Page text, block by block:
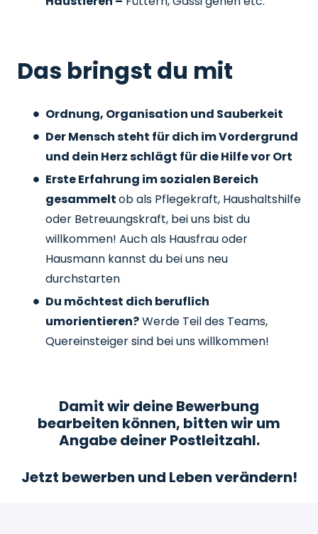
Das bringst du mit
Ordnung, Organisation und Sauberkeit
Der Mensch steht für dich im Vordergrund
und dein Herz schlägt für die Hilfe vor Ort
Erste Erfahrung im sozialen Bereich
gesammeltob als Pflegekraft, Haushaltshilfe
oder Betreuungskraft, bei uns bist du
willkommen! Auch als Hausfrau oder
Hausmann kannst du bei uns neu
durchstarten
Du möchtest dich beruflich
umorientieren?Werde Teil des Teams,
Quereinsteiger sind bei uns willkommen!
Damit wir deine Bewerbung
bearbeiten können, bitten wir um
Angabe deiner Postleitzahl.
Jetzt bewerben und Leben verändern!